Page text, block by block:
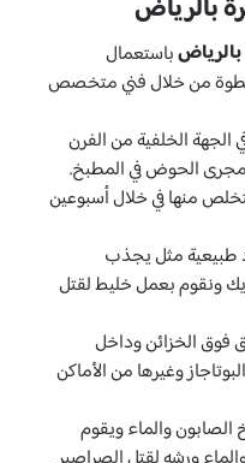
بالرياض
باستعمال
من خلال فني متخصص
الجهة الخلفية من الفرن
الحوض في المطبخ.
منها في خلال أسبوعين
طبيعية مثل يجذب
ونقوم بعمل خليط لقتل
فوق الخزائن وداخل
وغيرها من الأماكن
الصابون والماء ويقوم